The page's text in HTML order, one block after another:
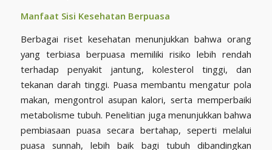
Manfaat Sisi Kesehatan Berpuasa
Berbagai riset kesehatan menunjukkan bahwa orang
yang terbiasa berpuasa memiliki risiko lebih rendah
terhadap penyakit jantung, kolesterol tinggi, dan
tekanan darah tinggi. Puasa membantu mengatur pola
makan, mengontrol asupan kalori, serta memperbaiki
metabolisme tubuh. Penelitian juga menunjukkan bahwa
pembiasaan puasa secara bertahap, seperti melalui
puasa sunnah, lebih baik bagi tubuh dibandingkan